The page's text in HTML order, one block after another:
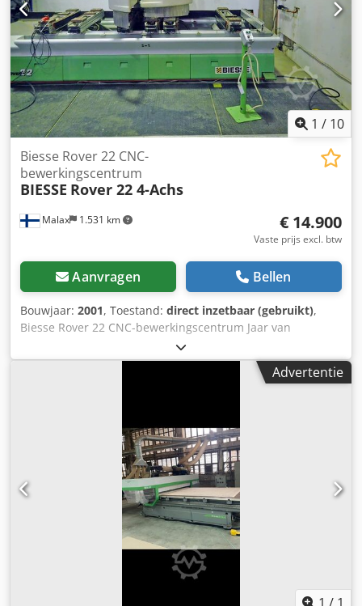
veeleisende houtbewerkingen – voorzien van een 21,5"
LCD-monitor en Industry 4.0-integratie. Grijp de kans om
dit BIESSE Rover PLAST A FT 1536 CNC
houtbewerkingscentrum te kopen. Neem contact met ons
op voor meer informatie. Toepassingstypen Codpfjx Nr
Npex Aamorf CNC-houtbewerking
1 / 10
Malax 1.531 km
Biesse Rover 22 CNC-
bewerkingscentrum
BIESSE Rover 22 4-Achs
€ 14.900
Vaste prijs excl. btw
Aanvragen Bellen
Bouwjaar: 2001, Toestand: direct inzetbaar (gebruikt),
Biesse Rover 22 CNC-bewerkingscentrum Jaar van
fabricage 2001 SN 07498 Werkbereik 4 assen X-as 3060
mm Y-as 1080 mm Z-as 155 mm 6 consoles met 18 vacuüm
bekerhouders 4 pneumatische bakelieten stangen voor het
Automatische gereedschapswissel 7 posities op de
bewerkingskop Csdpfx Asggxihjamerf Boorkop met 20
spindels als volgt gerangschikt: 7 verticaal in X-as 7
verticaal in Y-as 4 horizontaal in X-as 2 horizontaal in Y-as
Groevenzaag 120mm Veiligheidsmatten 110 m3 / h
vacuümpomp CE-gemarkeerd Gewicht 3500 Kg Technische
specificaties onder voorbehoud
Advertentie